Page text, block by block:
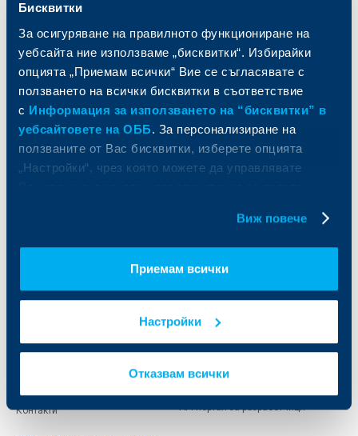
Бисквитки
За осигуряване на правилното функциониране на
уебсайта ние използваме „бисквитки“. Избирайки
опцията „Приемам всички“ Вие се съгласявате с
ползването на всички бисквитки в съответствие
с Информация за използването на “бисквитки” в
уебсайтовете на ОББ. За персонализиране на
ползваните от Вас бисквитки, изберете опцията
„Настройки“, чрез която можете да управлявате
Виж повече
Приемам всички
Настройки
Отказвам всички
Кредити
Спестявания и инвестиции
Частно банкиране
ПОС терминали
Пазари, инвестиционно банкиране
и попечителски услуги
Факторинг
Кредити за собственици на фирми
Финансови институции и суверени
За ОББ
Управление
Европейско финансиране
Тарифи и общи условия
Кариери
Вашето мнение
Контакти
Групата на KBC
ОББ Пенсионно осигуряване
ОББ Асет мениджмънт
Продажба на имоти
Бисквитки
Защита на личните данни
API портал за разработчици